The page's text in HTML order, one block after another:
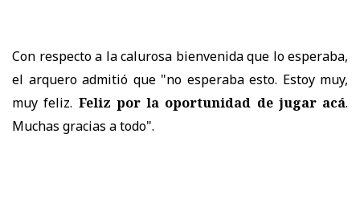
Con respecto a la calurosa bienvenida que lo esperaba,
el arquero admitió que "no esperaba esto. Estoy muy,
muy feliz. Feliz por la oportunidad de jugar acá.
Muchas gracias a todo".